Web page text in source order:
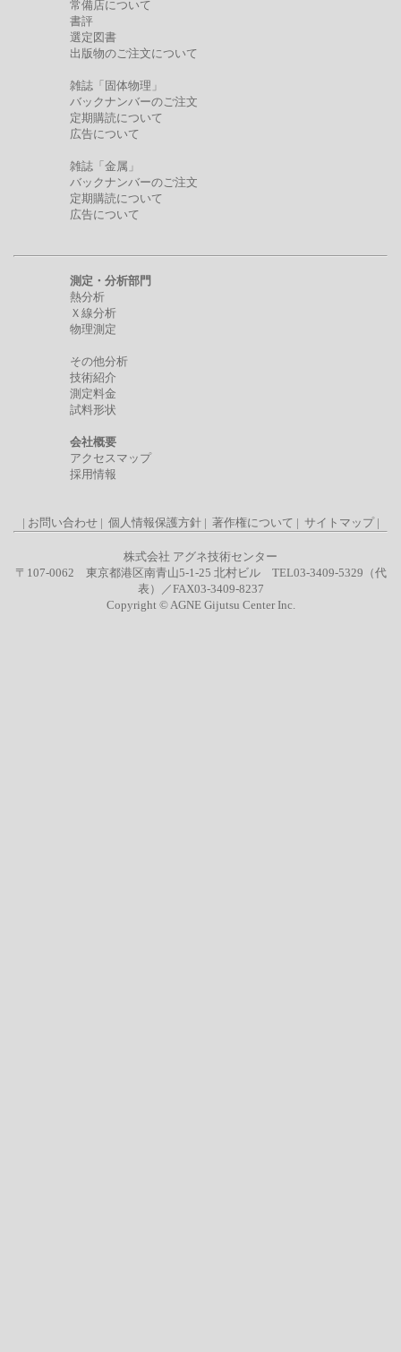
常備店について
書評
選定図書
出版物のご注文について
雑誌「固体物理」
バックナンバーのご注文
定期購読について
広告について
雑誌「金属」
バックナンバーのご注文
定期購読について
広告について
測定・分析部門
熱分析
Ｘ線分析
物理測定
その他分析
技術紹介
測定料金
試料形状
会社概要
アクセスマップ
採用情報
| お問い合わせ| 個人情報保護方針| 著作権について | サイトマップ|
株式会社 アグネ技術センター
〒107-0062 東京都港区南青山5-1-25 北村ビル TEL03-3409-5329（代
表）／FAX03-3409-8237
Copyright © AGNE Gijutsu Center Inc.